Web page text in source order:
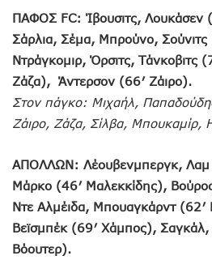
ΠΑΦΟΣ FC: Ίβουσιτς, Λουκάσεν
Σάρλια, Σέμα, Μπρούνο,
Ντράγκομιρ, Όρσιτς, Τάνκοβιτς
Ζάζα), Άντερσον (66′ Ζάιρο).
Στον πάγκο: Μιχαήλ,
Ζάιρο, Ζάζα, Σίλβα, Μπουκαμίρ,
ΑΠΟΛΛΩΝ: Λέουβενμπεργκ, Λαμ
Μάρκο (46′ Μαλεκκίδης),
Ντε Αλμέιδα, Μπουαγκάρντ (62′
Βεϊσμπέκ (69′ Χάμπος),
Βόουτερ).